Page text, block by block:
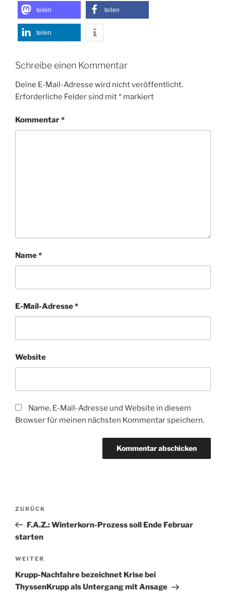
teilen teilen
teilen
Schreibe einen Kommentar
Deine E-Mail-Adresse wird nicht veröffentlicht.
Erforderliche Felder sind mit* markiert
Kommentar*
Name*
E-Mail-Adresse*
Website
Name, E-Mail-Adresse und Website in diesem
Browser für meinen nächsten Kommentar speichern.
Beitragsnavigation
Vorheriger
Beitrag
ZURÜCK
F.A.Z.: Winterkorn-Prozess soll Ende Februar
starten
Nächster
Beitrag
WEITER
Krupp-Nachfahre bezeichnet Krise bei
ThyssenKrupp als Untergang mit Ansage